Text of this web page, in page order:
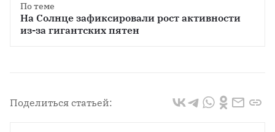
i
d
По теме
На Солнце зафиксировали рост активности
из-за гигантских пятен
Поделиться статьей: